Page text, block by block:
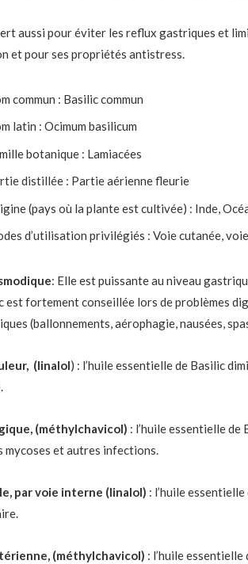
aussi pour éviter les reflux gastriques et
et pour ses propriétés antistress.
commun : Basilic commun
latin : Ocimum basilicum
botanique : Lamiacées
distillée : Partie aérienne fleurie
(pays où la plante est cultivée) : Inde,
d’utilisation privilégiés : Voie cutanée,
: Elle est puissante au niveau
est fortement conseillée lors de problèmes
(ballonnements, aérophagie, nausées,
(linalol) : l’huile essentielle de Basilic
(méthylchavicol) : l’huile essentielle
mycoses et autres infections.
par voie interne (linalol) : l’huile
(méthylchavicol) : l’huile